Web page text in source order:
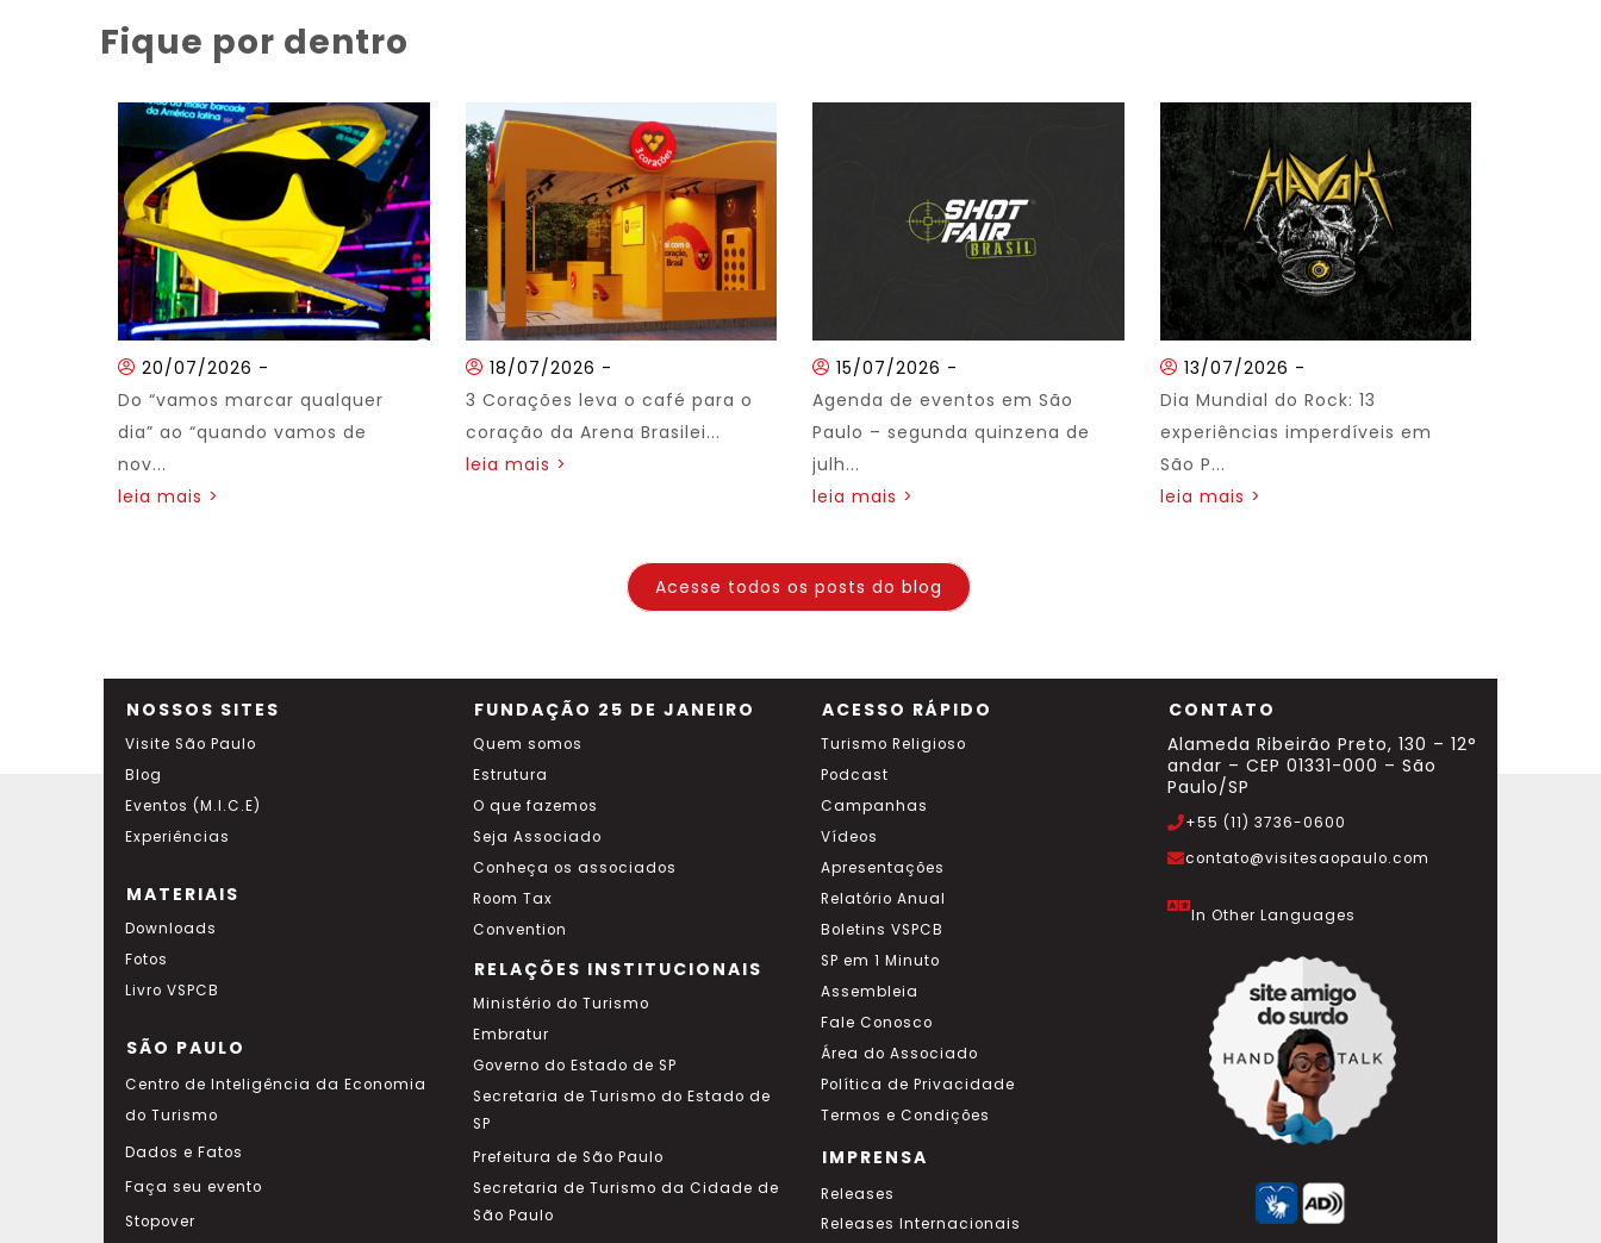
Fique por dentro
20/07/2026 -
Do “vamos marcar qualquer
dia” ao “quando vamos de
nov...
leia mais >
18/07/2026 -
3 Corações leva o café para o
coração da Arena Brasilei...
leia mais >
15/07/2026 -
Agenda de eventos em São
Paulo – segunda quinzena de
julh...
leia mais >
13/07/2026 -
Dia Mundial do Rock: 13
experiências imperdíveis em
São P...
leia mais >
Acesse todos os posts do blog
NOSSOS SITES
Visite São Paulo
Blog
Eventos (M.I.C.E)
Experiências
MATERIAIS
Downloads
Fotos
Livro VSPCB
SÃO PAULO
Centro de Inteligência da Economia
do Turismo
Dados e Fatos
Faça seu evento
Stopover
FUNDAÇÃO 25 DE JANEIRO
Quem somos
Estrutura
O que fazemos
Seja Associado
Conheça os associados
Room Tax
Convention
RELAÇÕES INSTITUCIONAIS
Ministério do Turismo
Embratur
Governo do Estado de SP
Secretaria de Turismo do Estado de
SP
Prefeitura de São Paulo
Secretaria de Turismo da Cidade de
São Paulo
ACESSO RÁPIDO
Turismo Religioso
Podcast
Campanhas
Vídeos
Apresentações
Relatório Anual
Boletins VSPCB
SP em 1 Minuto
Assembleia
Fale Conosco
Área do Associado
Política de Privacidade
Termos e Condições
IMPRENSA
Releases
Releases Internacionais
CONTATO
Alameda Ribeirão Preto, 130 – 12°
andar – CEP 01331-000 – São
Paulo/SP
+55 (11) 3736-0600
contato@visitesaopaulo.com
In Other Languages